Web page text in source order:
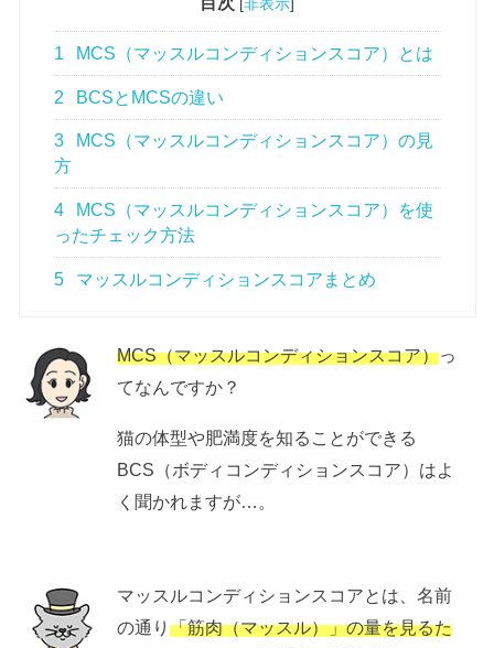
非表示
1 MCS（マッスルコンディションスコア）とは
2 BCSとMCSの違い
3
MCS（マッスルコンディションスコア）の見
方
4
MCS（マッスルコンディションスコア）を使
ったチェック方法
5 マッスルコンディションスコアまとめ
MCS（マッスルコンディションスコア）っ
てなんですか？
猫の体型や肥満度を知ることができる
BCS（ボディコンディションスコア）はよ
く聞かれますが…。
マッスルコンディションスコアとは、名前
の通り「筋肉（マッスル）」の量を見るた